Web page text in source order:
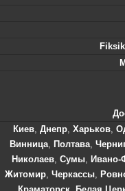
Киев, Днепр, Харьков,
Винница, Полтава,
Николаев, Сумы, Ивано-
Житомир, Черкассы,